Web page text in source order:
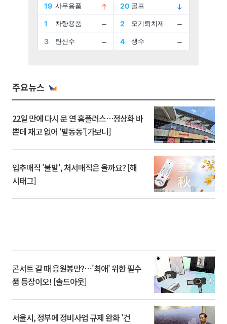
주요뉴스
22일 만에 다시 문 연 홈플러스…정상화 바
쁜데 재고 없어 ‘발동동’[가보니]
입추매직 '불발', 처서매직은 올까요? [해
시태그]
콘서트 갈 때 응원봉만?⋯'최애' 위한 필수
품 등장이오! [솔드아웃]
서울시, 정부에 정비사업 규제 완화 '건